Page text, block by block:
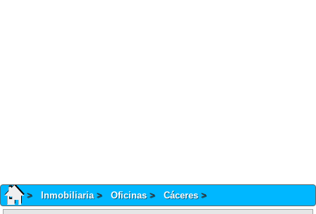
Inmobiliaria Oficinas Cáceres